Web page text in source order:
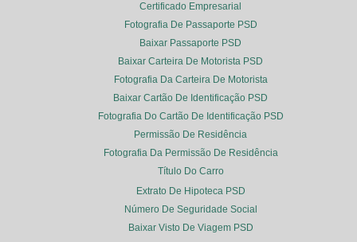
Certificado Empresarial
Fotografia De Passaporte PSD
Baixar Passaporte PSD
Baixar Carteira De Motorista PSD
Fotografia Da Carteira De Motorista
Baixar Cartão De Identificação PSD
Fotografia Do Cartão De Identificação PSD
Permissão De Residência
Fotografia Da Permissão De Residência
Título Do Carro
Extrato De Hipoteca PSD
Número De Seguridade Social
Baixar Visto De Viagem PSD